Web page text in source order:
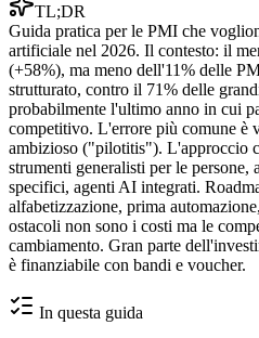
TL;DR
Guida pratica per le PMI che
artificiale nel 2026. Il contesto: il
(+58%), ma meno dell'11% delle
strutturato, contro il 71% delle
probabilmente l'ultimo anno in cui
competitivo. L'errore più comune è
ambizioso ("pilotitis"). L'approccio
strumenti generalisti per le persone,
specifici, agenti AI integrati.
alfabetizzazione, prima
ostacoli non sono i costi ma le
cambiamento. Gran parte
è finanziabile con bandi e voucher.
In questa guida